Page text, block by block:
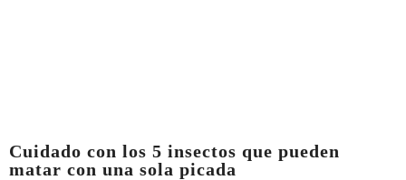
Cuidado con los 5 insectos que pueden
matar con una sola picada